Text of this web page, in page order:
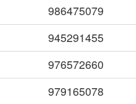
986475079
945291455
976572660
979165078